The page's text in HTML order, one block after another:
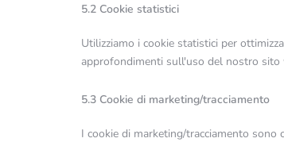
5.2 Cookie statistici
Utilizziamo i cookie statistici per
approfondimenti sull'uso del nostro sito
5.3 Cookie di marketing/tracciamento
I cookie di marketing/tracciamento